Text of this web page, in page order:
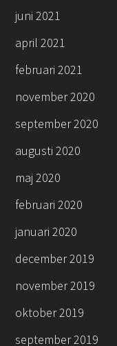
juni 2021
april 2021
februari 2021
november 2020
september 2020
augusti 2020
maj 2020
februari 2020
januari 2020
december 2019
november 2019
oktober 2019
september 2019